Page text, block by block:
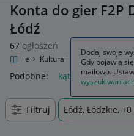
Konta do gier F2P
Łódź
67 ogłoszeń
Kultura i rozrywka Gry
Podobne: kąta do gier f2p
Filtruj Łódź, Łódzkie, +0
Dodaj swoje
Gdy pojawią
mailowo.